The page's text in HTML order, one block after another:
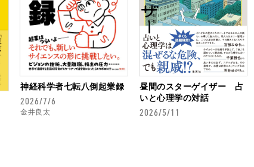
神経科学者七転八倒起業録
2026/7/6
金井良太
昼間のスターゲイザー 占
いと心理学の対話
2026/5/11